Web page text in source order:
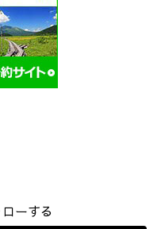
ーする